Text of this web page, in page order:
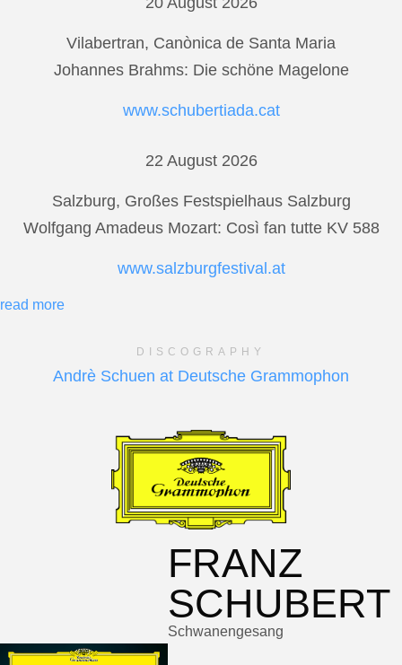
Vilabertran, Canònica de Santa Maria
Johannes Brahms: Die schöne Magelone
www.schubertiada.cat
22 August 2026
Salzburg, Großes Festspielhaus Salzburg
Wolfgang Amadeus Mozart: Così fan tutte KV 588
www.salzburgfestival.at
read more
DISCOGRAPHY
Andrè Schuen at Deutsche Grammophon
FRANZ
SCHUBERT
Schwanengesang